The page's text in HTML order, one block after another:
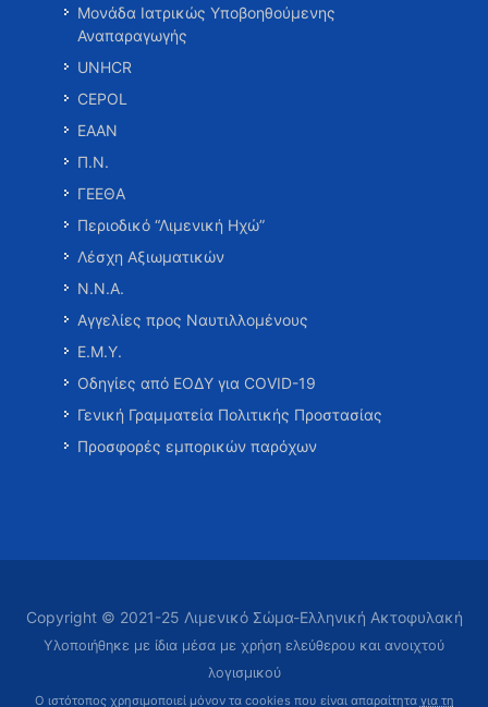
Μονάδα Ιατρικώς Υποβοηθούμενης
Αναπαραγωγής
UNHCR
CEPOL
ΕΑΑΝ
Π.Ν.
ΓΕΕΘΑ
Περιοδικό “Λιμενική Ηχώ”
Λέσχη Αξιωματικών
Ν.Ν.Α.
Αγγελίες προς Ναυτιλλομένους
Ε.Μ.Υ.
Οδηγίες από ΕΟΔΥ για COVID-19
Γενική Γραμματεία Πολιτικής Προστασίας
Προσφορές εμπορικών παρόχων
Copyright © 2021-25 Λιμενικό Σώμα-Ελληνική Ακτοφυλακή
Υλοποιήθηκε με ίδια μέσα με χρήση ελεύθερου και ανοιχτού
λογισμικού
Ο ιστότοπος χρησιμοποιεί μόνον τα cookies που είναι απαραίτητα για τη